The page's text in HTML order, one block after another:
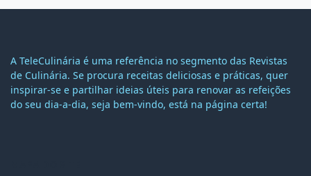
A TeleCulinária é uma referência no segmento das Revistas
de Culinária. Se procura receitas deliciosas e práticas, quer
inspirar-se e partilhar ideias úteis para renovar as refeições
do seu dia-a-dia, seja bem-vindo, está na página certa!